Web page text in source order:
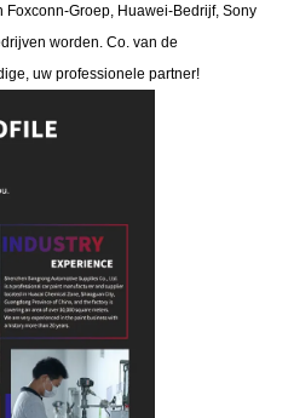
Groep, Huawei-Bedrijf, Sony
worden. Co. van de
uw professionele partner!